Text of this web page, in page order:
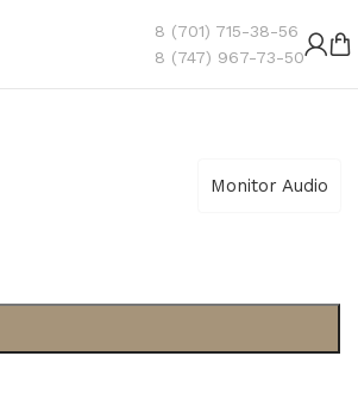
8 (701) 715-38-56
8 (747) 967-73-50
Monitor Audio